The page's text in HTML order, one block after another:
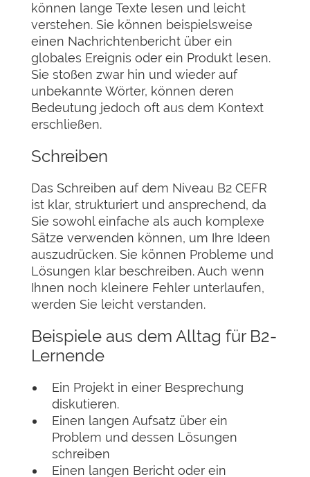
können lange Texte lesen und leicht
verstehen. Sie können beispielsweise
einen Nachrichtenbericht über ein
globales Ereignis oder ein Produkt lesen.
Sie stoßen zwar hin und wieder auf
unbekannte Wörter, können deren
Bedeutung jedoch oft aus dem Kontext
erschließen.
Schreiben
Das Schreiben auf dem Niveau B2 CEFR
ist klar, strukturiert und ansprechend, da
Sie sowohl einfache als auch komplexe
Sätze verwenden können, um Ihre Ideen
auszudrücken. Sie können Probleme und
Lösungen klar beschreiben. Auch wenn
Ihnen noch kleinere Fehler unterlaufen,
werden Sie leicht verstanden.
Beispiele aus dem Alltag für B2-
Lernende
Ein Projekt in einer Besprechung
diskutieren.
Einen langen Aufsatz über ein
Problem und dessen Lösungen
schreiben
Einen langen Bericht oder ein